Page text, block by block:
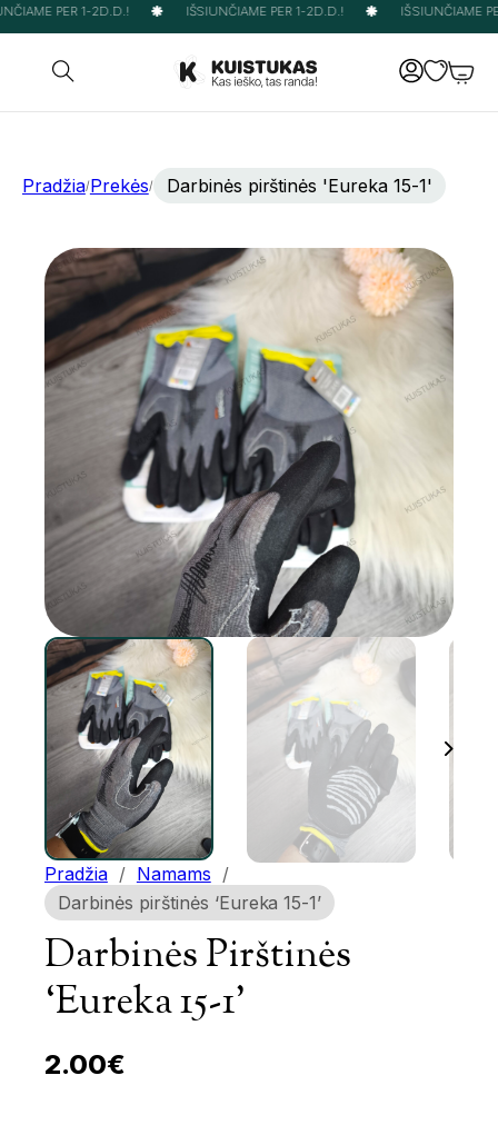
PER 1-2D.D.! IŠSIUNČIAME PER 1-2D.D.! IŠSIUNČIAME
Pradžia/Prekės/ Darbinės pirštinės 'Eureka 15-1'
Pradžia / Namams /
Darbinės pirštinės ‘Eureka 15-1’
Darbinės Pirštinės
‘Eureka 15-1’
2.00€